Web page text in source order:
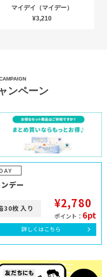
マイデイ（マイデー）
¥3,210
ンペーン
デー
30枚入り ¥2,780
ポイント： 6pt
詳しくはこちら